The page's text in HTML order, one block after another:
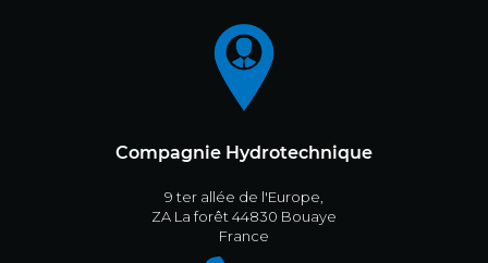
Compagnie Hydrotechnique
9 ter allée de l'Europe,
ZA La forêt 44830 Bouaye
France